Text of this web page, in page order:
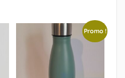
Promo !